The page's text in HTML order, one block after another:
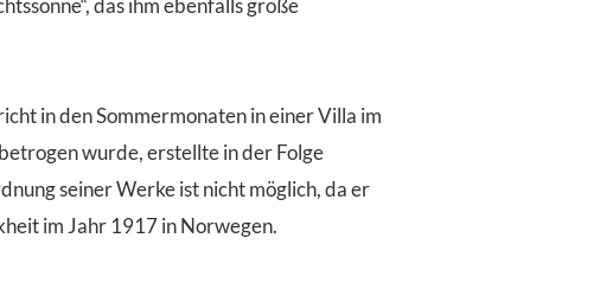
das ihm ebenfalls große
in den Sommermonaten in einer Villa im
wurde, erstellte in der Folge
seiner Werke ist nicht möglich, da er
im Jahr 1917 in Norwegen.